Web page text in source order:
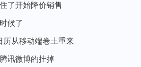
了开始降价销售
候了
从移动端卷土重来
讯微博的挂掉